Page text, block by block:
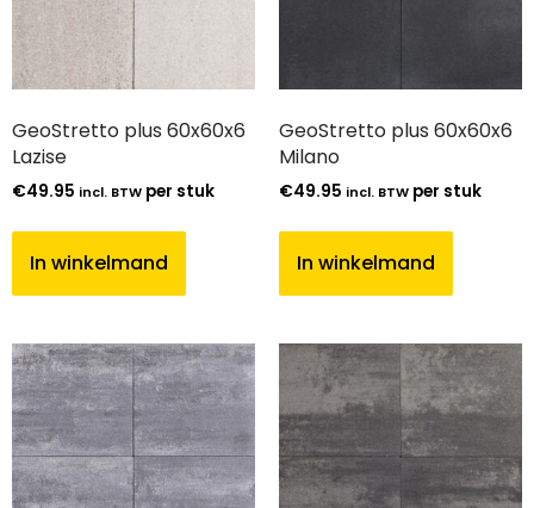
GeoStretto plus 60x60x6
Lazise
€49.95 incl. BTW per stuk
In winkelmand
GeoStretto plus 60x60x6
Milano
€49.95 incl. BTW per stuk
In winkelmand